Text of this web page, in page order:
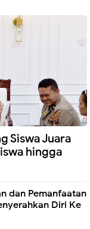
Siswa Juara
hingga
dan Pemanfaatan
Diri Ke